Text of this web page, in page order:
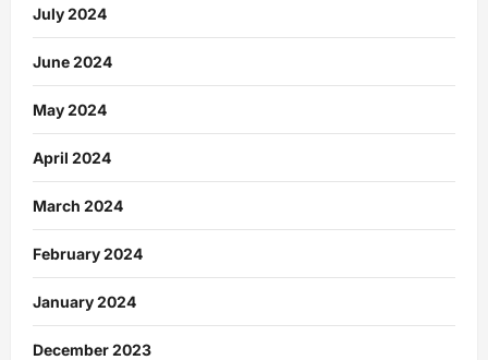
July 2024
June 2024
May 2024
April 2024
March 2024
February 2024
January 2024
December 2023